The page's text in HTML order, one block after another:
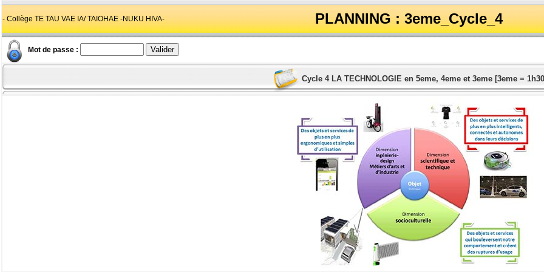
- Collège TE TAU VAE IA/ TAIOHAE -NUKU HIVA- PLANNING : 3eme_Cycle_4
Mot de passe :
Cycle 4 LA TECHNOLOGIE en 5eme, 4eme et 3eme [3eme =